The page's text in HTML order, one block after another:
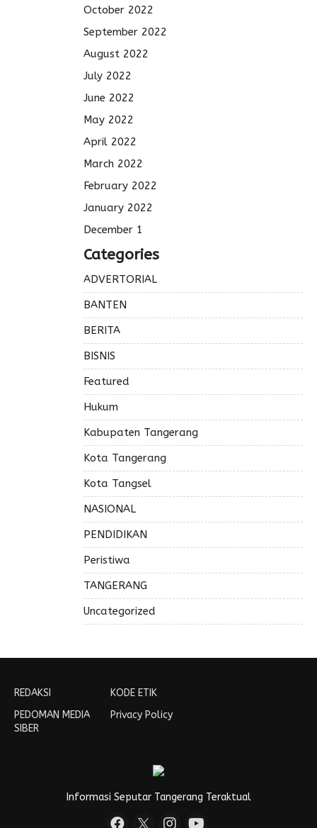
October 2022
September 2022
August 2022
July 2022
June 2022
May 2022
April 2022
March 2022
February 2022
January 2022
December 1
Categories
ADVERTORIAL
BANTEN
BERITA
BISNIS
Featured
Hukum
Kabupaten Tangerang
Kota Tangerang
Kota Tangsel
NASIONAL
PENDIDIKAN
Peristiwa
TANGERANG
Uncategorized
REDAKSI
PEDOMAN MEDIA
SIBER
KODE ETIK
Privacy Policy
Informasi Seputar Tangerang Teraktual